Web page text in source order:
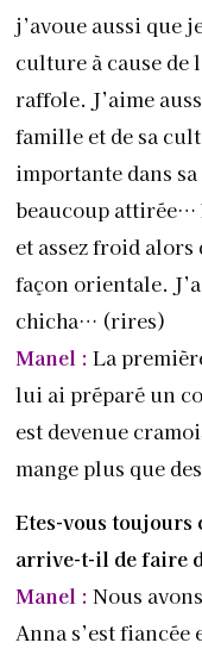
j’avoue aussi que
culture à cause de
raffole. J’aime
famille et de sa
importante dans
beaucoup attirée…
et assez froid alors
façon orientale.
chicha… (rires)
Manel : La
lui ai préparé un
est devenue
mange plus que
Etes-vous toujours
arrive-t-il de faire
Manel : Nous
Anna s’est